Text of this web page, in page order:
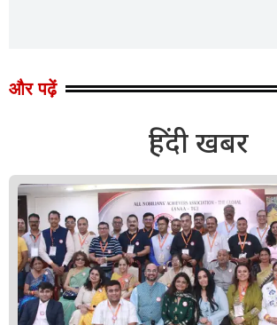
और पढ़ें
हिंदी खबर